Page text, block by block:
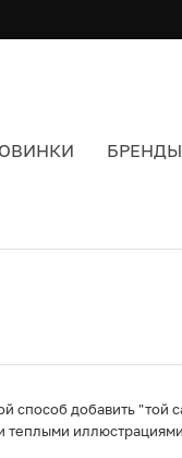
БРЕНДЫ
способ добавить "той